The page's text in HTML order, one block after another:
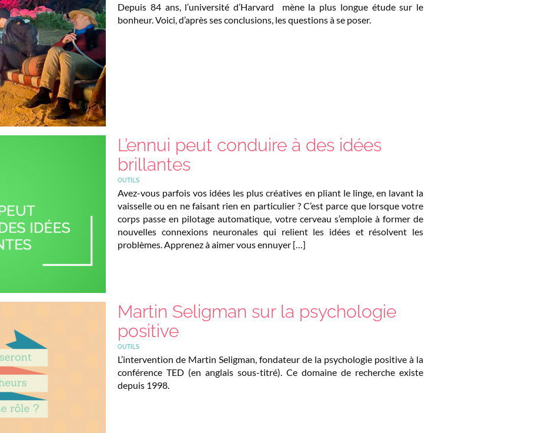
Depuis 84 ans, l’université d’Harvard mène la plus longue étude sur le
bonheur. Voici, d’après ses conclusions, les questions à se poser.
L’ennui peut conduire à des idées
brillantes
OUTILS
Avez-vous parfois vos idées les plus créatives en pliant le linge, en lavant la
vaisselle ou en ne faisant rien en particulier ? C’est parce que lorsque votre
corps passe en pilotage automatique, votre cerveau s’emploie à former de
nouvelles connexions neuronales qui relient les idées et résolvent les
problèmes. Apprenez à aimer vous ennuyer […]
Martin Seligman sur la psychologie
positive
OUTILS
L’intervention de Martin Seligman, fondateur de la psychologie positive à la
conférence TED (en anglais sous-titré). Ce domaine de recherche existe
depuis 1998.